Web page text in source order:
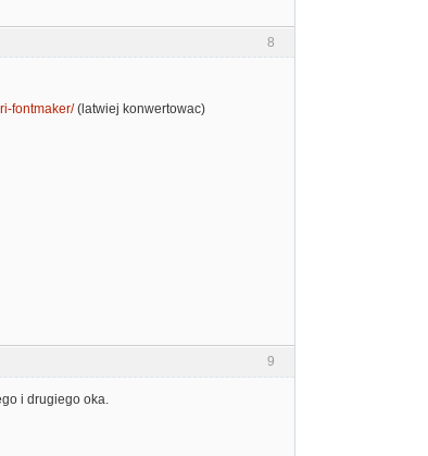
8
fontmaker/(latwiej konwertowac)
9
i drugiego oka.